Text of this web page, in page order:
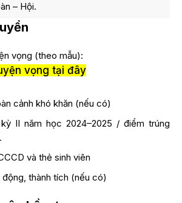
– Hội.
vọng (theo mẫu):
vọng tại đây
cảnh khó khăn (nếu có)
II năm học 2024–2025 / điểm trúng
và thẻ sinh viên
thành tích (nếu có)